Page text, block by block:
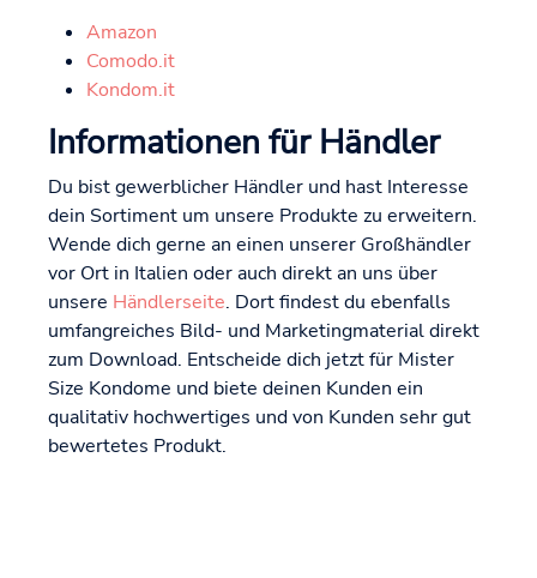
Amazon
Comodo.it
Kondom.it
Informationen für Händler
Du bist gewerblicher Händler und hast Interesse
dein Sortiment um unsere Produkte zu erweitern.
Wende dich gerne an einen unserer Großhändler
vor Ort in Italien oder auch direkt an uns über
unsere Händlerseite. Dort findest du ebenfalls
umfangreiches Bild- und Marketingmaterial direkt
zum Download. Entscheide dich jetzt für Mister
Size Kondome und biete deinen Kunden ein
qualitativ hochwertiges und von Kunden sehr gut
bewertetes Produkt.